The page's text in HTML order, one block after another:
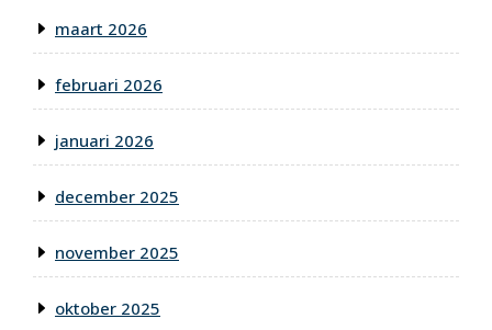
maart 2026
februari 2026
januari 2026
december 2025
november 2025
oktober 2025